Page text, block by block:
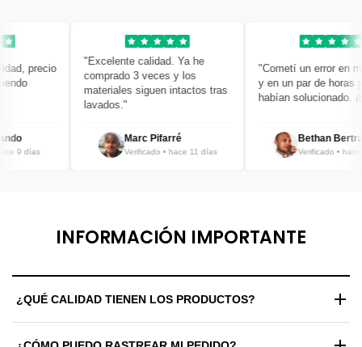
precio
9 días
"Excelente calidad. Ya he
comprado 3 veces y los
materiales siguen intactos tras
lavados."
Marc Pifarré
Verificado • hace 11 días
"Cometí un error en mi
y en un par de horas ya
habían solucionado.
Bethan
Verificado • hace
INFORMACIÓN IMPORTANTE
¿QUÉ CALIDAD TIENEN LOS PRODUCTOS?